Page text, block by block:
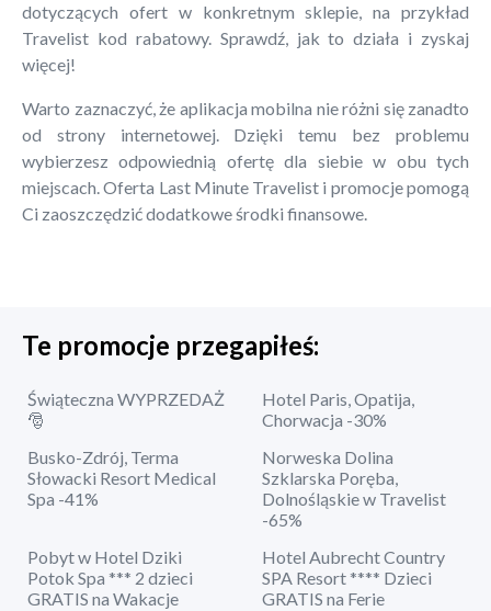
dotyczących ofert w konkretnym sklepie, na przykład
Travelist kod rabatowy. Sprawdź, jak to działa i zyskaj
więcej!
Warto zaznaczyć, że aplikacja mobilna nie różni się zanadto
od strony internetowej. Dzięki temu bez problemu
wybierzesz odpowiednią ofertę dla siebie w obu tych
miejscach. Oferta Last Minute Travelist i promocje pomogą
Ci zaoszczędzić dodatkowe środki finansowe.
Te promocje przegapiłeś:
Świąteczna WYPRZEDAŻ
🎅
Hotel Paris, Opatija,
Chorwacja -30%
Busko-Zdrój, Terma
Słowacki Resort Medical
Spa -41%
Norweska Dolina
Szklarska Poręba,
Dolnośląskie w Travelist
-65%
Pobyt w Hotel Dziki
Potok Spa *** 2 dzieci
GRATIS na Wakacje
Hotel Aubrecht Country
SPA Resort **** Dzieci
GRATIS na Ferie